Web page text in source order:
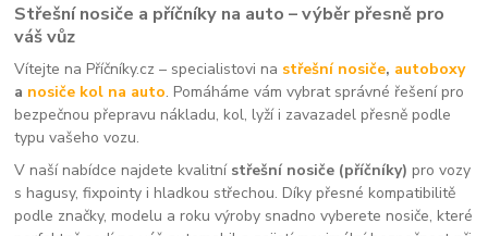
Střešní nosiče a příčníky na auto – výběr přesně pro
váš vůz
Vítejte na Příčníky.cz – specialistovi na střešní nosiče, autoboxy
a nosiče kol na auto. Pomáháme vám vybrat správné řešení pro
bezpečnou přepravu nákladu, kol, lyží i zavazadel přesně podle
typu vašeho vozu.
V naší nabídce najdete kvalitní střešní nosiče (příčníky) pro vozy
s hagusy, fixpointy i hladkou střechou. Díky přesné kompatibilitě
podle značky, modelu a roku výroby snadno vyberete nosiče, které